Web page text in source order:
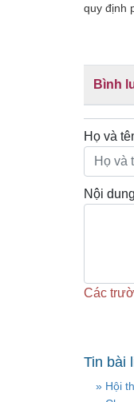
quy định
Bình
Họ và
Nội dung
Các
Tin bài
» Hội